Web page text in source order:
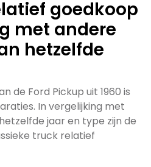
goedkoop
met andere
hetzelfde
de Ford Pickup uit 1960 is
In vergelijking met
jaar en type zijn de
truck relatief